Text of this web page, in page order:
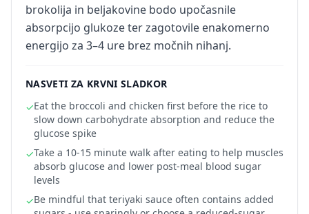
brokolija in beljakovine bodo upočasnile
absorpcijo glukoze ter zagotovile enakomerno
energijo za 3–4 ure brez močnih nihanj.
NASVETI ZA KRVNI SLADKOR
✓Eat the broccoli and chicken first before the rice to
slow down carbohydrate absorption and reduce the
glucose spike
✓Take a 10-15 minute walk after eating to help muscles
absorb glucose and lower post-meal blood sugar
levels
✓Be mindful that teriyaki sauce often contains added